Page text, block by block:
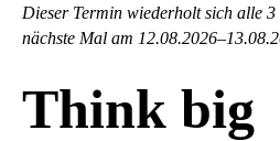
Dieser Termin wiederholt sich alle 3
nächste Mal am
Think big